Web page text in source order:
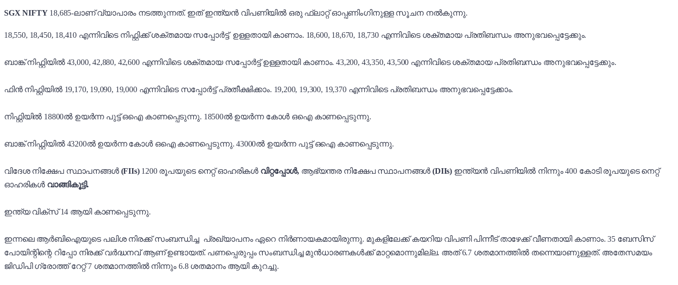
SGX NIFTY18,685-ലാണ് വ്യാപാരം നടത്തുന്നത്. ഇത് ഇന്ത്യൻ വിപണിയിൽ ഒരു ഫ്ലാറ്റ് ഓപ്പണിംഗിനുള്ള സൂചന നൽകുന്നു.
18,550, 18,450, 18,410 എന്നിവിടെ നിഫ്റ്റിക്ക് ശക്തമായ സപ്പോർട്ട് ഉള്ളതായി കാണാം. 18,600, 18,670, 18,730 എന്നിവിടെ ശക്തമായ പ്രതിബന്ധം അനുഭവപ്പെട്ടേക്കും.
ബാങ്ക് നിഫ്റ്റിയിൽ 43,000, 42,880, 42,600 എന്നിവിടെ ശക്തമായ സപ്പോർട്ട് ഉള്ളതായി കാണാം. 43,200, 43,350, 43,500 എന്നിവിടെ ശക്തമായ പ്രതിബന്ധം അനുഭവപ്പെട്ടേക്കും.
ഫിൻ നിഫ്റ്റിയിൽ 19,170, 19,090, 19,000 എന്നിവിടെ സപ്പോർട്ട് പ്രതീക്ഷിക്കാം. 19,200, 19,300, 19,370 എന്നിവിടെ പ്രതിബന്ധം അനുഭവപ്പെട്ടേക്കാം.
നിഫ്റ്റിയിൽ 18800ൽ ഉയർന്ന പുട്ട് ഒഐ കാണപ്പെടുന്നു. 18500ൽ ഉയർന്ന കോൾ ഒഐ കാണപ്പെടുന്നു.
ബാങ്ക് നിഫ്റ്റിയിൽ 43200ൽ ഉയർന്ന കോൾ ഒഐ കാണപ്പെടുന്നു. 43000ൽ ഉയർന്ന പുട്ട് ഒഐ കാണപ്പെടുന്നു.
വിദേശ നിക്ഷേപ സ്ഥാപനങ്ങൾ(FIIs) 1200 രൂപയുടെ നെറ്റ് ഓഹരികൾ വിറ്റപ്പോൾ, ആഭ്യന്തര നിക്ഷേപ സ്ഥാപനങ്ങൾ(DIIs) ഇന്ത്യൻ വിപണിയിൽ നിന്നും 400 കോടി രൂപയുടെ നെറ്റ്
ഓഹരികൾ വാങ്ങികൂട്ടി.
ഇന്ത്യ വിക്സ് 14 ആയി കാണപ്പെടുന്നു.
ഇന്നലെ ആർബിഐയുടെ പലിശ നിരക്ക് സംബന്ധിച്ച പ്രഖ്യാപനം ഏറെ നിർണായകമായിരുന്നു. മുകളിലേക്ക് കയറിയ വിപണി പിന്നീട് താഴേക്ക് വീണതായി കാണാം. 35 ബേസിസ്
പോയിന്റിന്റെ റിപ്പോ നിരക്ക് വർദ്ധനവ് ആണ് ഉണ്ടായത്. പണപ്പെരുപ്പം സംബന്ധിച്ച മുൻധാരണകൾക്ക് മാറ്റമൊന്നുമില്ല. അത് 6.7 ശതമാനത്തിൽ തന്നെയാണുള്ളത്. അതേസമയം
ജിഡിപി ഗ്രോത്ത് റേറ്റ് 7 ശതമാനത്തിൽ നിന്നും 6.8 ശതമാനം ആയി കുറച്ചു.